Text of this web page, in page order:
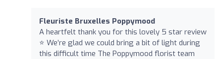
Fleuriste Bruxelles Poppymood
A heartfelt thank you for this lovely 5 star review
⭐️ We’re glad we could bring a bit of light during
this difficult time The Poppymood florist team